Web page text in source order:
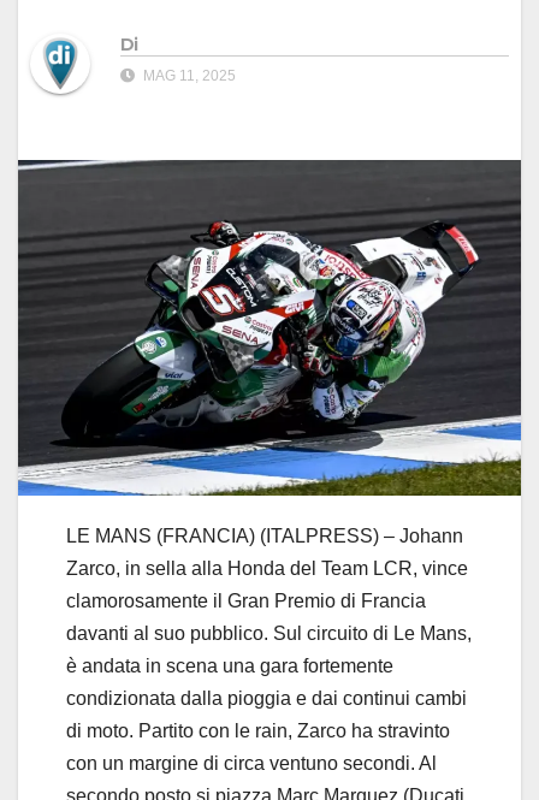
Di
MAG 11, 2025
LE MANS (FRANCIA) (ITALPRESS) – Johann
Zarco, in sella alla Honda del Team LCR, vince
clamorosamente il Gran Premio di Francia
davanti al suo pubblico. Sul circuito di Le Mans,
è andata in scena una gara fortemente
condizionata dalla pioggia e dai continui cambi
di moto. Partito con le rain, Zarco ha stravinto
con un margine di circa ventuno secondi. Al
secondo posto si piazza Marc Marquez (Ducati